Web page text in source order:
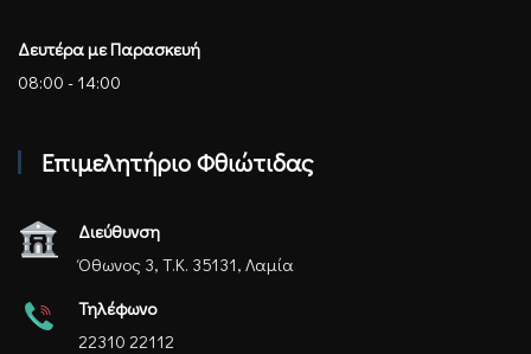
Δευτέρα με Παρασκευή
08:00 - 14:00
Επιμελητήριο Φθιώτιδας
Διεύθυνση
Όθωνος 3, Τ.Κ. 35131, Λαμία
Τηλέφωνο
22310 22112